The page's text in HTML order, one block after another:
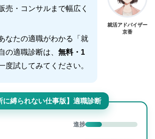
売・コンサルまで幅広く
なたの適職がわかる「就
の適職診断は、 無料・1
度試してみてください。
就活アドバイザー
京香
に縛られない仕事版】適職診断
進捗